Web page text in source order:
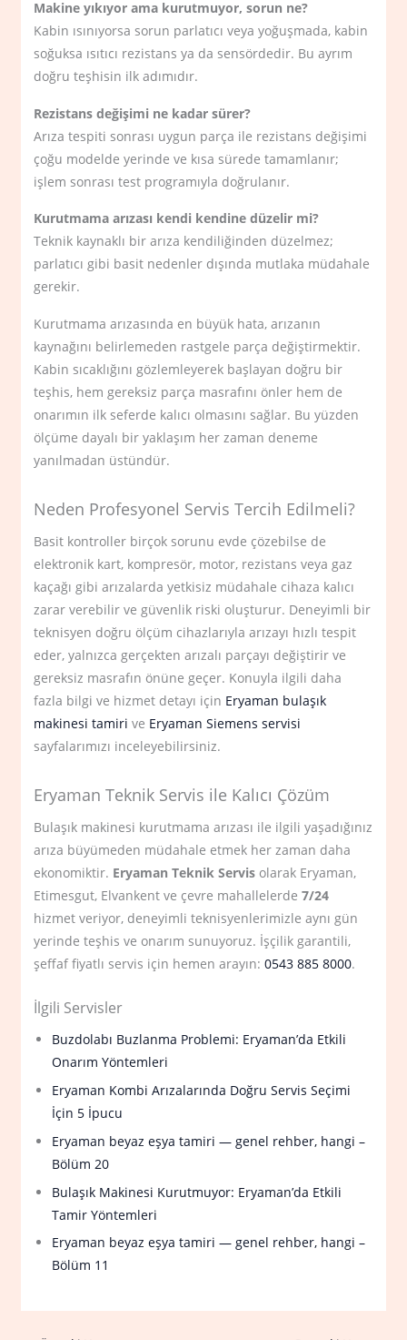
Makine yıkıyor ama kurutmuyor, sorun ne?
Kabin ısınıyorsa sorun parlatıcı veya yoğuşmada, kabin
soğuksa ısıtıcı rezistans ya da sensördedir. Bu ayrım
doğru teşhisin ilk adımıdır.
Rezistans değişimi ne kadar sürer?
Arıza tespiti sonrası uygun parça ile rezistans değişimi
çoğu modelde yerinde ve kısa sürede tamamlanır;
işlem sonrası test programıyla doğrulanır.
Kurutmama arızası kendi kendine düzelir mi?
Teknik kaynaklı bir arıza kendiliğinden düzelmez;
parlatıcı gibi basit nedenler dışında mutlaka müdahale
gerekir.
Kurutmama arızasında en büyük hata, arızanın
kaynağını belirlemeden rastgele parça değiştirmektir.
Kabin sıcaklığını gözlemleyerek başlayan doğru bir
teşhis, hem gereksiz parça masrafını önler hem de
onarımın ilk seferde kalıcı olmasını sağlar. Bu yüzden
ölçüme dayalı bir yaklaşım her zaman deneme
yanılmadan üstündür.
Neden Profesyonel Servis Tercih Edilmeli?
Basit kontroller birçok sorunu evde çözebilse de
elektronik kart, kompresör, motor, rezistans veya gaz
kaçağı gibi arızalarda yetkisiz müdahale cihaza kalıcı
zarar verebilir ve güvenlik riski oluşturur. Deneyimli bir
teknisyen doğru ölçüm cihazlarıyla arızayı hızlı tespit
eder, yalnızca gerçekten arızalı parçayı değiştirir ve
gereksiz masrafın önüne geçer. Konuyla ilgili daha
fazla bilgi ve hizmet detayı için Eryaman bulaşık
makinesi tamiri ve Eryaman Siemens servisi
sayfalarımızı inceleyebilirsiniz.
Eryaman Teknik Servis ile Kalıcı Çözüm
Bulaşık makinesi kurutmama arızası ile ilgili yaşadığınız
arıza büyümeden müdahale etmek her zaman daha
ekonomiktir. Eryaman Teknik Servis olarak Eryaman,
Etimesgut, Elvankent ve çevre mahallelerde7/24
hizmet veriyor, deneyimli teknisyenlerimizle aynı gün
yerinde teşhis ve onarım sunuyoruz. İşçilik garantili,
şeffaf fiyatlı servis için hemen arayın:0543 885 8000.
İlgili Servisler
Buzdolabı Buzlanma Problemi: Eryaman’da Etkili
Onarım Yöntemleri
Eryaman Kombi Arızalarında Doğru Servis Seçimi
İçin 5 İpucu
Eryaman beyaz eşya tamiri — genel rehber, hangi –
Bölüm 20
Bulaşık Makinesi Kurutmuyor: Eryaman’da Etkili
Tamir Yöntemleri
Eryaman beyaz eşya tamiri — genel rehber, hangi –
Bölüm 11